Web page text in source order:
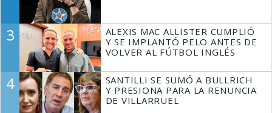
3
ALEXIS MAC ALLISTER CUMPLIÓ
Y SE IMPLANTÓ PELO ANTES DE
VOLVER AL FÚTBOL INGLÉS
4
SANTILLI SE SUMÓ A BULLRICH
Y PRESIONA PARA LA RENUNCIA
DE VILLARRUEL